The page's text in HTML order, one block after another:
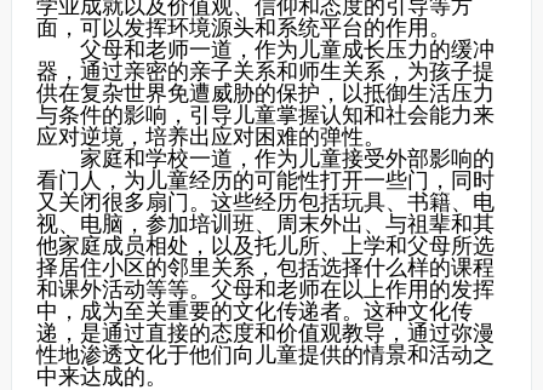
学业成就以及价值观、信仰和态度的引导等方
面，可以发挥环境源头和系统平台的作用。
父母和老师一道，作为儿童成长压力的缓冲
器，通过亲密的亲子关系和师生关系，为孩子提
供在复杂世界免遭威胁的保护，以抵御生活压力
与条件的影响，引导儿童掌握认知和社会能力来
应对逆境，培养出应对困难的弹性。
家庭和学校一道，作为儿童接受外部影响的
看门人，为儿童经历的可能性打开一些门，同时
又关闭很多扇门。这些经历包括玩具、书籍、电
视、电脑，参加培训班、周末外出、与祖辈和其
他家庭成员相处，以及托儿所、上学和父母所选
择居住小区的邻里关系，包括选择什么样的课程
和课外活动等等。父母和老师在以上作用的发挥
中，成为至关重要的文化传递者。这种文化传
递，是通过直接的态度和价值观教导，通过弥漫
性地渗透文化于他们向儿童提供的情景和活动之
中来达成的。